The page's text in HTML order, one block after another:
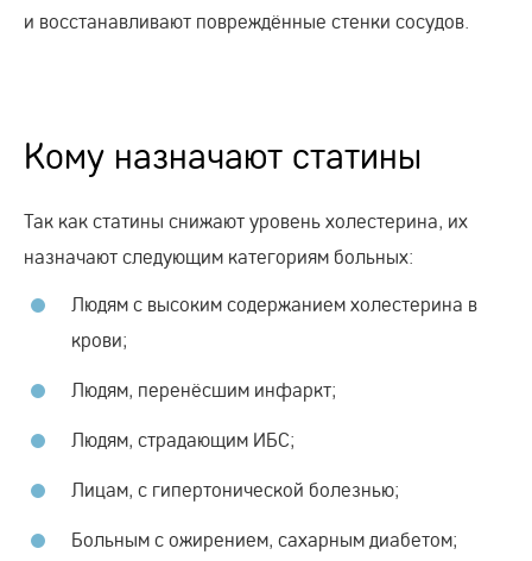
и восстанавливают повреждённые стенки сосудов.
Кому назначают статины
Так как статины снижают уровень холестерина, их
назначают следующим категориям больных:
Людям с высоким содержанием холестерина в
крови;
Людям, перенёсшим инфаркт;
Людям, страдающим ИБС;
Лицам, с гипертонической болезнью;
Больным с ожирением, сахарным диабетом;